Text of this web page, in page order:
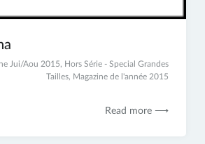
Jui/Aou 2015, Hors Série - Special Grandes
Tailles, Magazine de l'année 2015
Read more ⟶